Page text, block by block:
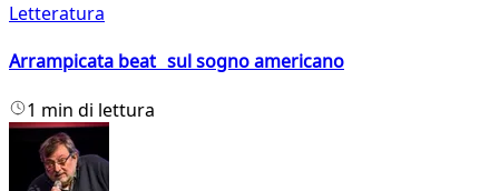
Letteratura
Arrampicata beat sul sogno americano
1 min di lettura